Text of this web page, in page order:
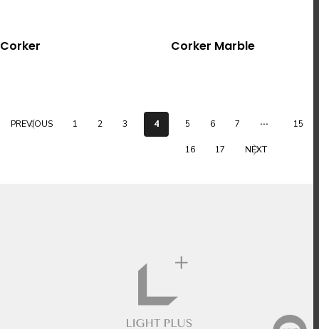
Corker Corker Marble
PREVIOUS 1 2 3 4 5 6 7 ... 15
16 17 NEXT